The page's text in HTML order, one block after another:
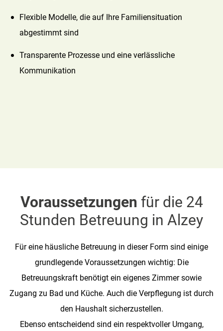
Flexible Modelle, die auf Ihre Familiensituation
abgestimmt sind
Transparente Prozesse und eine verlässliche
Kommunikation
Voraussetzungen für die 24
Stunden Betreuung in Alzey
Für eine häusliche Betreuung in dieser Form sind einige
grundlegende Voraussetzungen wichtig: Die
Betreuungskraft benötigt ein eigenes Zimmer sowie
Zugang zu Bad und Küche. Auch die Verpflegung ist durch
den Haushalt sicherzustellen.
Ebenso entscheidend sind ein respektvoller Umgang,